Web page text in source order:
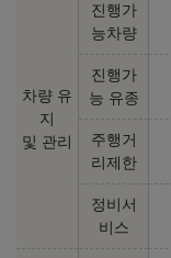
차량 유
지
및 관리
진행가
능차량
진행가
능 유종
주행거
리제한
정비서
비스